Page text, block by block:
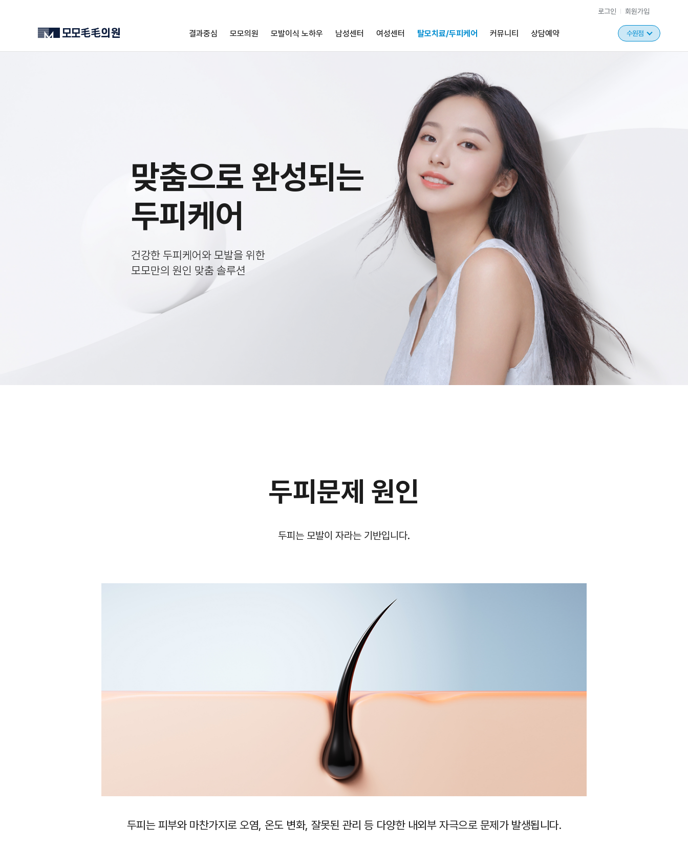
로그인 회원가입
결과중심 모모의원 모발이식 노하우 남성센터 여성센터 탈모치료/두피케어 커뮤니티 상담예약 수원점
맞춤으로 완성되는
두피케어
건강한 두피케어와 모발을 위한
모모만의 원인 맞춤 솔루션
두피문제 원인
두피는 모발이 자라는 기반입니다.
두피는 피부와 마찬가지로오염, 온도 변화, 잘못된 관리 등 다양한 내외부 자극으로 문제가 발생됩니다.